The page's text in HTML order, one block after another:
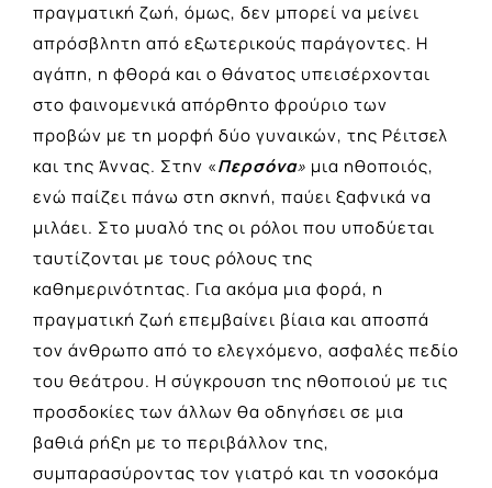
πραγματική ζωή, όμως, δεν μπορεί να μείνει
απρόσβλητη από εξωτερικούς παράγοντες. Η
αγάπη, η φθορά και ο θάνατος υπεισέρχονται
στο φαινομενικά απόρθητο φρούριο των
προβών με τη μορφή δύο γυναικών, της Ρέιτσελ
και της Άννας. Στην «Περσόνα» μια ηθοποιός,
ενώ παίζει πάνω στη σκηνή, παύει ξαφνικά να
μιλάει. Στο μυαλό της οι ρόλοι που υποδύεται
ταυτίζονται με τους ρόλους της
καθημερινότητας. Για ακόμα μια φορά, η
πραγματική ζωή επεμβαίνει βίαια και αποσπά
τον άνθρωπο από το ελεγχόμενο, ασφαλές πεδίο
του θεάτρου. Η σύγκρουση της ηθοποιού με τις
προσδοκίες των άλλων θα οδηγήσει σε μια
βαθιά ρήξη με το περιβάλλον της,
συμπαρασύροντας τον γιατρό και τη νοσοκόμα